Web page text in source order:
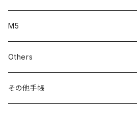
リフィル
バインダー
インデックス
M5
リフィル
バインダー
Others
その他手帳